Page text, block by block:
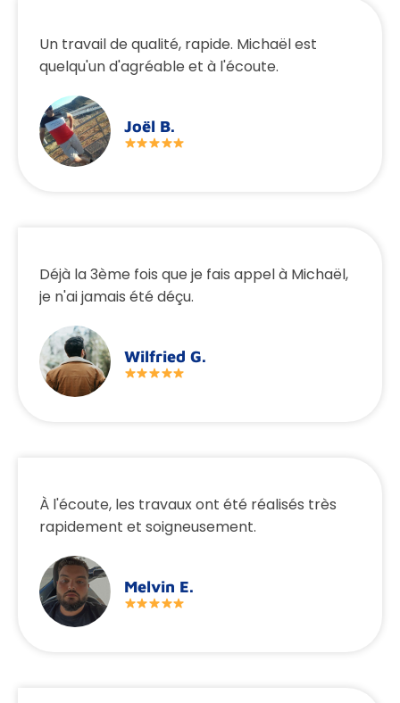
Un travail de qualité, rapide. Michaël est
quelqu'un d'agréable et à l'écoute.
Joël B.
Déjà la 3ème fois que je fais appel à Michaël,
je n'ai jamais été déçu.
Wilfried G.
À l'écoute, les travaux ont été réalisés très
rapidement et soigneusement.
Melvin E.